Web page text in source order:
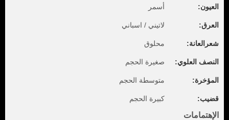
العيون: أسمر
العرق: لاتيني / اسباني
شعرالعانة: محلوق
النصف العلوي: صغيرة الحجم
المؤخرة: متوسطة الحجم
قضيب: كبيرة الحجم
الإهتمامات